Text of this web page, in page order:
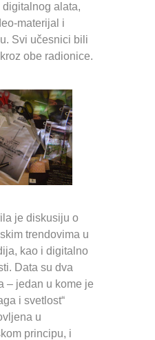
alata,
materijal i
Svi učesnici bili
obe radionice.
je diskusiju o
trendovima u
kao i digitalno
Data su dva
– jedan u kome je
i svetlost“
u
principu, i